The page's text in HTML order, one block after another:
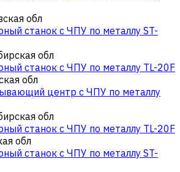
обл
станок с ЧПУ по металлу ST-
обл
станок с ЧПУ по металлу TL-20F
обл
центр с ЧПУ по металлу
обл
станок с ЧПУ по металлу TL-20F
обл
станок с ЧПУ по металлу ST-